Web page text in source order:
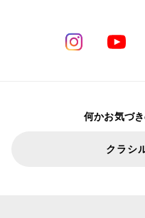
何かお気づ
クラシ